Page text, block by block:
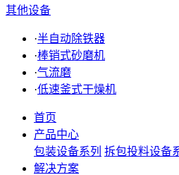
其他设备
·半自动除铁器
·棒销式砂磨机
·气流磨
·低速釜式干燥机
首页
产品中心
包装设备系列 拆包投料设备
解决方案